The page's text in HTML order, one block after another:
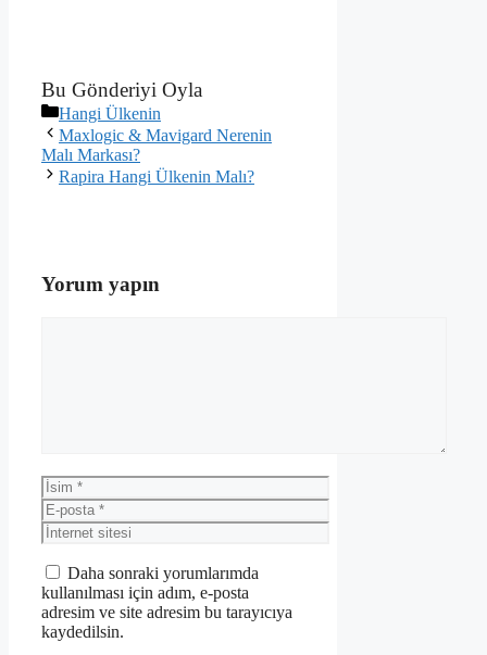
Bu Gönderiyi Oyla
Kategoriler
Hangi Ülkenin
Maxlogic & Mavigard Nerenin
Malı Markası?
Rapira Hangi Ülkenin Malı?
Yorum yapın
İsim
E-
posta
İnternet
sitesi
Daha sonraki yorumlarımda
kullanılması için adım, e-posta
adresim ve site adresim bu tarayıcıya
kaydedilsin.